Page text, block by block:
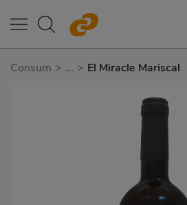
Consum > ... > El Miracle Mariscal